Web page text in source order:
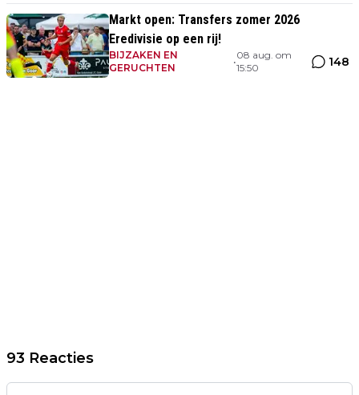
Markt open: Transfers zomer 2026
Eredivisie op een rij!
BIJZAKEN EN
GERUCHTEN
•
08 aug. om
15:50
148
93 Reacties